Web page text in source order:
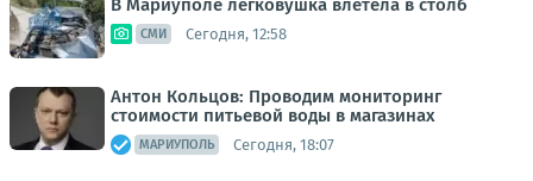
В Мариуполе легковушка влетела в столб
СМИ Сегодня, 12:58
Антон Кольцов: Проводим мониторинг
стоимости питьевой воды в магазинах
МАРИУПОЛЬ Сегодня, 18:07